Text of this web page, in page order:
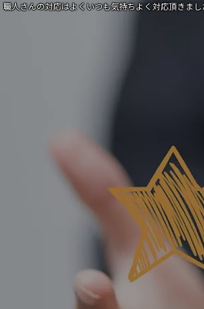
職人さんの対応はよくいつも気持ちよく対応頂きま